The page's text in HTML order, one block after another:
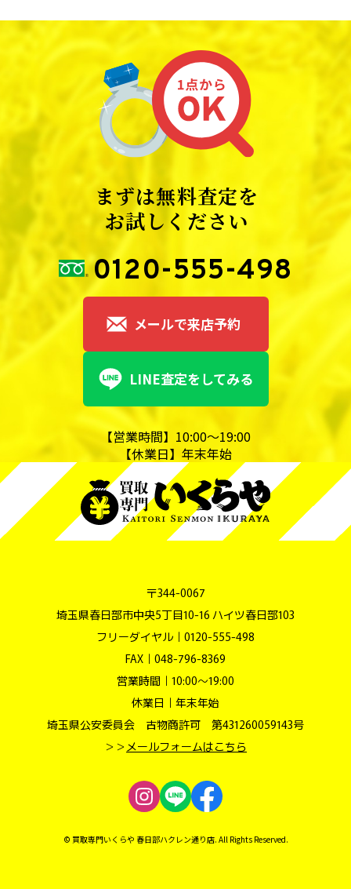
まずは無料査定を
お試しください
0120-555-498
メールで来店予約
LINE査定をしてみる
【営業時間】10:00～19:00
【休業日】年末年始
〒344-0067
埼玉県春日部市中央5丁目10-16 ハイツ春日部103
フリーダイヤル｜ 0120-555-498
FAX｜048-796-8369
営業時間｜10:00～19:00
休業日｜年末年始
埼玉県公安委員会 古物商許可 第431260059143号
＞＞ メールフォームはこちら
© 買取専門いくらや 春日部ハクレン通り店. All Rights Reserved.